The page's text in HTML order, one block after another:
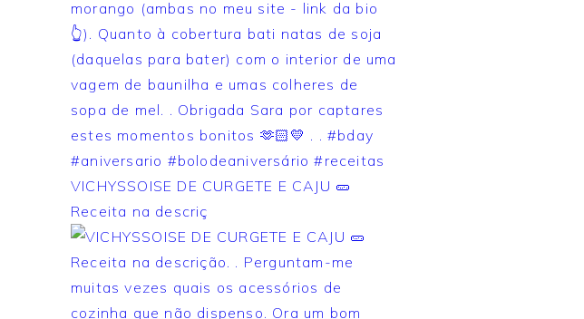
VICHYSSOISE DE CURGETE E CAJU 🥒
Receita na descriç